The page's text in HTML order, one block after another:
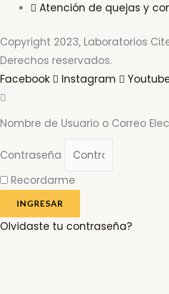
Atención de quejas y
Copyright 2023, Laboratorios
Derechos reservados.
Facebook
Instagram
Nombre de Usuario o Correo
Contraseña
Recordarme
INGRESAR
Olvidaste tu contraseña?